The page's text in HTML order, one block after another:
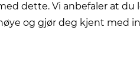
dette. Vi anbefaler at du
og gjør deg kjent med